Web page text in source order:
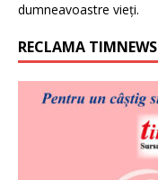
dumneavoastre vieți.
RECLAMA TIMNEWS